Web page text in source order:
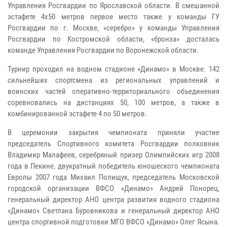
Управления Росгвардии по Ярославской области. В смешанной
эстафете 4х50 метров первое место также у команды ГУ
Росгвардии по г. Москве, «серебро» у команды Управления
Росгвардии по Костромской области, «бронза» досталась
команде Управления Росгвардии по Воронежской области.
Турнир проходил на водном стадионе «Динамо» в Москве. 142
сильнейших спортсмена из региональных управлений и
воинских частей оперативно-территориального объединения
соревновались на дистанциях 50, 100 метров, а также в
комбинированной эстафете 4 по 50 метров.
В церемонии закрытия чемпионата приняли участие
председатель Спортивного комитета Росгвардии полковник
Владимир Малафеев, серебряный призер Олимпийских игр 2008
года в Пекине, двукратный победитель юношеского чемпионата
Европы 2007 года Михаил Полищук, председатель Московской
городской организации ВФСО «Динамо» Андрей Понорец,
генеральный директор АНО центра развития водного стадиона
«Динамо» Светлана Буровникова и генеральный директор АНО
центра спортивной подготовки МГО ВФСО «Динамо» Олег Ясына.